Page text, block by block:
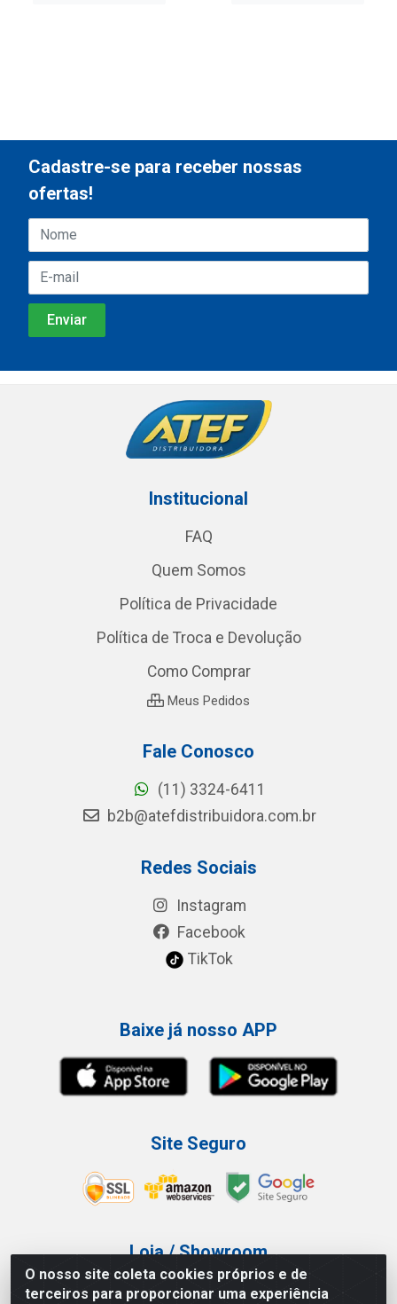
O nosso site coleta cookies próprios e de
terceiros para proporcionar uma experiência
Cadastre-se para receber nossas
ofertas!
Institucional
FAQ
Quem Somos
Política de Privacidade
Política de Troca e Devolução
Como Comprar
Meus Pedidos
Fale Conosco
(11) 3324-6411
b2b@atefdistribuidora.com.br
Redes Sociais
Instagram
Facebook
TikTok
Baixe já nosso APP
Site Seguro
Loja / Showroom
Tel.: (11) 3227-0546